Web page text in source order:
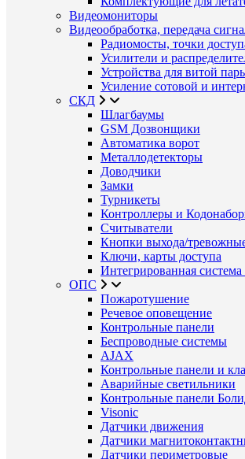
Видеомониторы
Видеообработка, передача
Радиомосты, точки
Усилители и
Устройства для витой
Усиление сотовой и
СКД
Шлагбаумы
GSM Дозвонщики
Автоматика ворот
Металлодетекторы
Доводчики
Замки
Турникеты
Контроллеры и
Считыватели
Кнопки выхода/
Ключи, карты доступа
Интегрированная
ОПС
Пожаротушение
Речевое оповещение
Контрольные панели
Беспроводные системы
AJAX
Контрольные панели и
Аварийные светильники
Контрольные панели
Visonic
Датчики движения
Датчики
Датчики периметровые